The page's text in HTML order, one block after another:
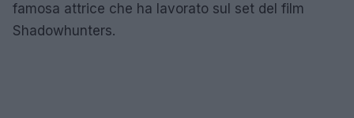
famosa attrice che ha lavorato sul set del film
Shadowhunters.